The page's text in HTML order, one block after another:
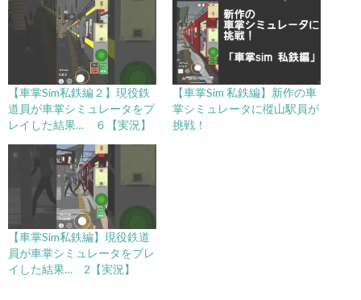
【車掌Sim私鉄編２】現役鉄
道員が車掌シミュレータをプ
レイした結果… ６【実況】
【車掌Sim 私鉄編】新作の車
掌シミュレータに樅山駅員が
挑戦！
【車掌Sim私鉄編】現役鉄道
員が車掌シミュレータをプレ
イした結果… 2【実況】